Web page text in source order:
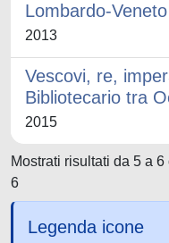
Lombardo-
2013
Vescovi, re,
Bibliotecario tra
2015
Mostrati risultati da 5 a 6
6
Legenda icone